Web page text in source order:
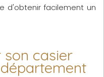
d'obtenir facilement un
casier